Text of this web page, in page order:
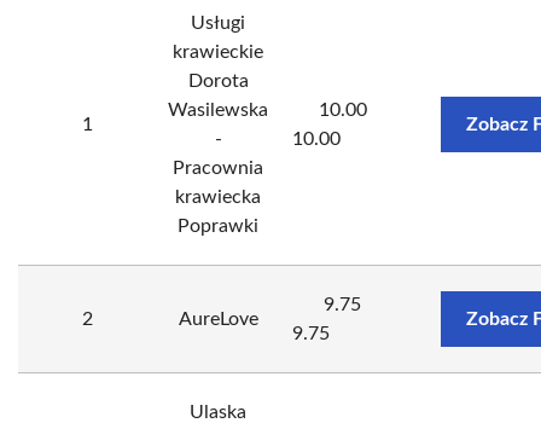
1
Usługi
krawieckie
Dorota
Wasilewska
-
Pracownia
krawiecka
Poprawki
10.00
10.00
Zobacz
2 AureLove
9.75
9.75
Zobacz
Ulaska